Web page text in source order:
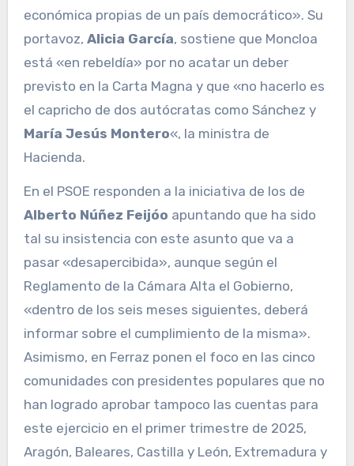
económica propias de un país democrático». Su
portavoz, Alicia García, sostiene que Moncloa
está «en rebeldía» por no acatar un deber
previsto en la Carta Magna y que «no hacerlo es
el capricho de dos autócratas como Sánchez y
María Jesús Montero«, la ministra de
Hacienda.
En el PSOE responden a la iniciativa de los de
Alberto Núñez Feijóo apuntando que ha sido
tal su insistencia con este asunto que va a
pasar «desapercibida», aunque según el
Reglamento de la Cámara Alta el Gobierno,
«dentro de los seis meses siguientes, deberá
informar sobre el cumplimiento de la misma».
Asimismo, en Ferraz ponen el foco en las cinco
comunidades con presidentes populares que no
han logrado aprobar tampoco las cuentas para
este ejercicio en el primer trimestre de 2025,
Aragón, Baleares, Castilla y León, Extremadura y